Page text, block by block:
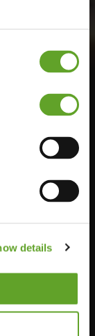
details